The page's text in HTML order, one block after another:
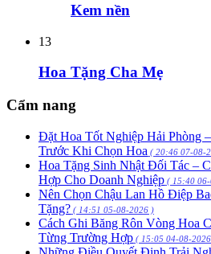
Kem nền
13
Hoa Tặng Cha Mẹ
Cẩm nang
Đặt Hoa Tốt Nghiệp Hải Phòng
Trước Khi Chọn Hoa ( 20:46 07-08-
Hoa Tặng Sinh Nhật Đối Tác –
Hợp Cho Doanh Nghiệp ( 15:40
Nên Chọn Chậu Lan Hồ Điệp
Tặng? ( 14:51 05-08-2026 )
Cách Ghi Băng Rôn Vòng Hoa
Từng Trường Hợp ( 15:05 04-08-